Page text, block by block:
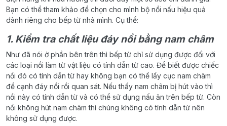
Bạn có thể tham khảo để chọn cho mình bộ nồi nấu hiệu quả
dành riêng cho bếp từ nhà mình. Cụ thể:
1. Kiểm tra chất liệu đáy nồi bằng nam châm
Như đã nói ở phần bên trên thì bếp từ chỉ sử dụng được đối với
các loại nồi làm từ vật liệu có tính dẫn từ cao. Để biết được chiếc
nồi đó có tính dẫn từ hay không bạn có thể lấy cục nam châm
để cạnh đáy nồi rồi quan sát. Nếu thấy nam châm bị hút vào thì
nồi này có tính dẫn từ và có thể sử dụng nấu ăn trên bếp từ. Còn
nồi không hút nam châm thì chúng không có tính dẫn từ nên
không sử dụng được.